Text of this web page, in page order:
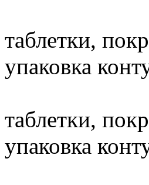
таблетки,
упаковка
таблетки,
упаковка